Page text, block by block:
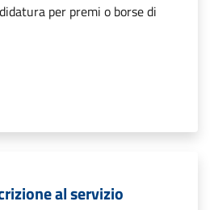
per premi o borse di
al servizio